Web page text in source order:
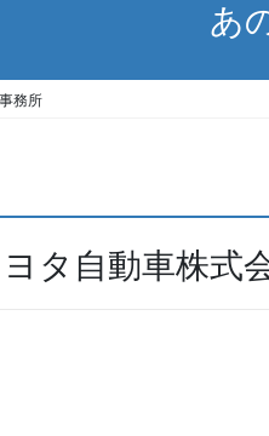
あ
務所
タ自動車株式